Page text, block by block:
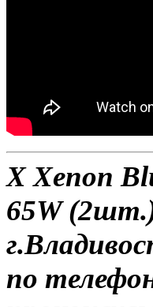
X Xenon
65W
по